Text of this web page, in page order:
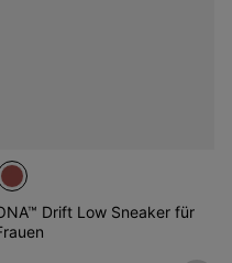
Drift Low Sneaker für